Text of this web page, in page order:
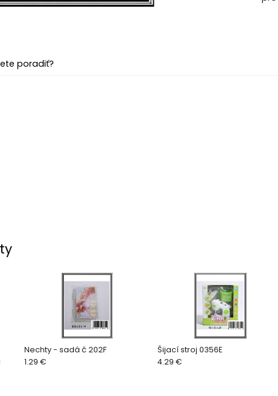
poradiť?
Nechty - sadá č 202F
1.29 €
Šijací stroj 0356E
4.29 €